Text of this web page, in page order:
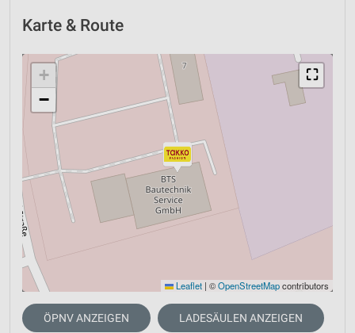
Karte & Route
⛶
+
−
Leaflet | ©OpenStreetMapcontributors
ÖPNV ANZEIGEN LADESÄULEN ANZEIGEN